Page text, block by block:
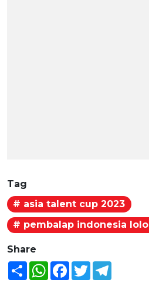
Tag
# asia talent cup 2023
# pembalap indonesia
Share
Share WhatsAppFacebook
Twitter